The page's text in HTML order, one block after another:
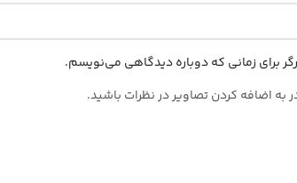
برای زمانی که دوباره دیدگاهی می‌نویسم.
به اضافه کردن تصاویر در نظرات باشید.